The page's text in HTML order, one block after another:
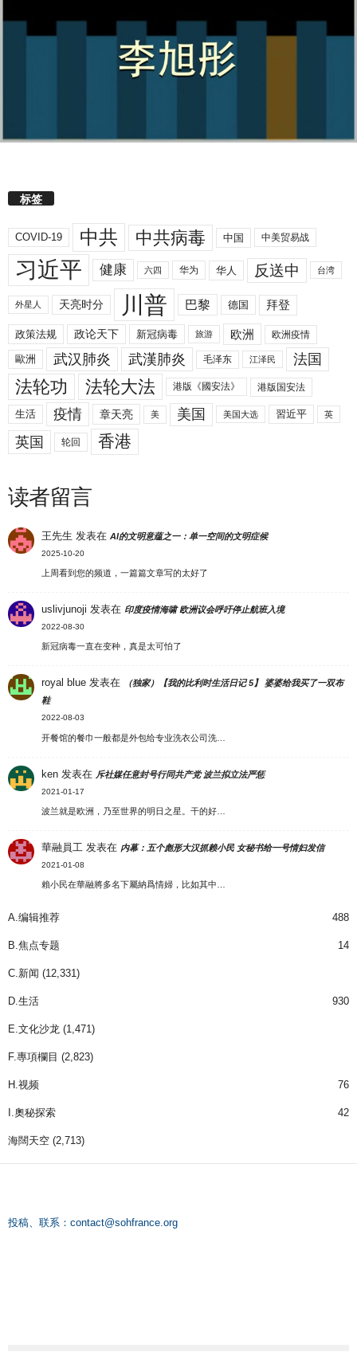
标签
COVID-19 中共 中共病毒 中国 中美贸易战
习近平 健康 六四 华为 华人 反送中 台湾
外星人 天亮时分 川普 巴黎 德国 拜登
政策法规 政论天下 新冠病毒 旅游 欧洲 欧洲疫情
歐洲 武汉肺炎 武漢肺炎 毛泽东 江泽民 法国
法轮功 法轮大法 港版《國安法》 港版国安法
生活 疫情 章天亮 美 美国 美国大选 習近平 英
英国 轮回 香港
读者留言
王先生 发表在AI的文明意蕴之一：单一空间的文明症候
2025-10-20
上周看到您的频道，一篇篇文章写的太好了
uslivjunoji 发表在 印度疫情海啸 欧洲议会呼吁停止航班入境
2022-08-30
新冠病毒一直在变种，真是太可怕了
royal blue 发表在
（独家）【我的比利时生活日记 5】 婆婆给我买了一双布
鞋
2022-08-03
开餐馆的餐巾一般都是外包给专业洗衣公司洗…
ken 发表在 斥社媒任意封号行同共产党 波兰拟立法严惩
2021-01-17
波兰就是欧洲，乃至世界的明日之星。干的好…
華融員工 发表在 内幕：五个彪形大汉抓赖小民 女秘书给一号情妇发信
2021-01-08
賴小民在華融將多名下屬納爲情婦，比如其中…
A.编辑推荐 488
B.焦点专题 14
C.新闻 (12,331)
D.生活 930
E.文化沙龙 (1,471)
F.專項欄目 (2,823)
H.视频 76
I.奧秘探索 42
海闊天空 (2,713)
投稿、联系： contact@sohfrance.org